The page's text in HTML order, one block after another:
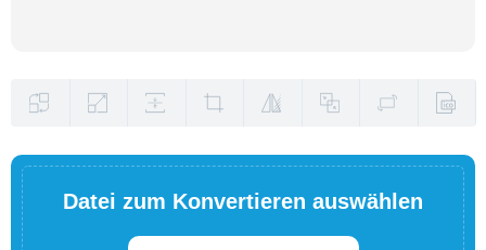
Datei zum Konvertieren auswählen